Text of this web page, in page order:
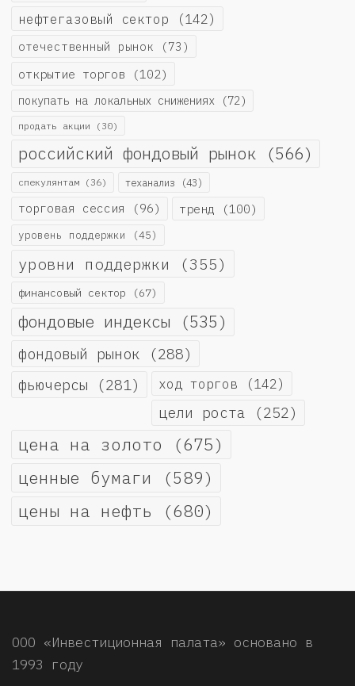
нефтегазовый сектор (142)
отечественный рынок (73)
открытие торгов (102)
покупать на локальных снижениях (72)
продать акции (30)
российский фондовый рынок (566)
спекулянтам (36) теханализ (43)
торговая сессия (96) тренд (100)
уровень поддержки (45)
уровни поддержки (355)
финансовый сектор (67)
фондовые индексы (535)
фондовый рынок (288)
фьючерсы (281) ход торгов (142)
цели роста (252)
цена на золото (675)
ценные бумаги (589)
цены на нефть (680)
ООО «Инвестиционная палата» основано в
1993 году